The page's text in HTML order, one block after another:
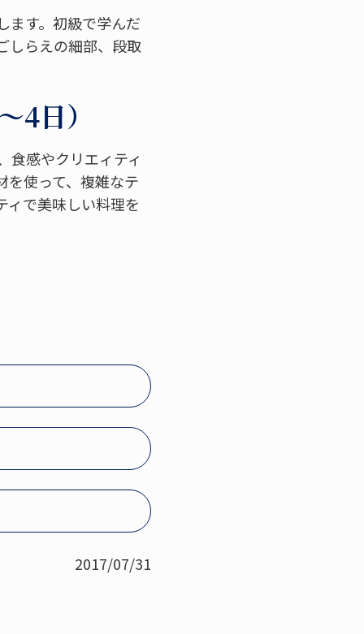
ます。初級で学んだ
しらえの細部、段取
4日）
食感やクリエィティ
を使って、複雑なテ
ィで美味しい料理を
2017/07/31